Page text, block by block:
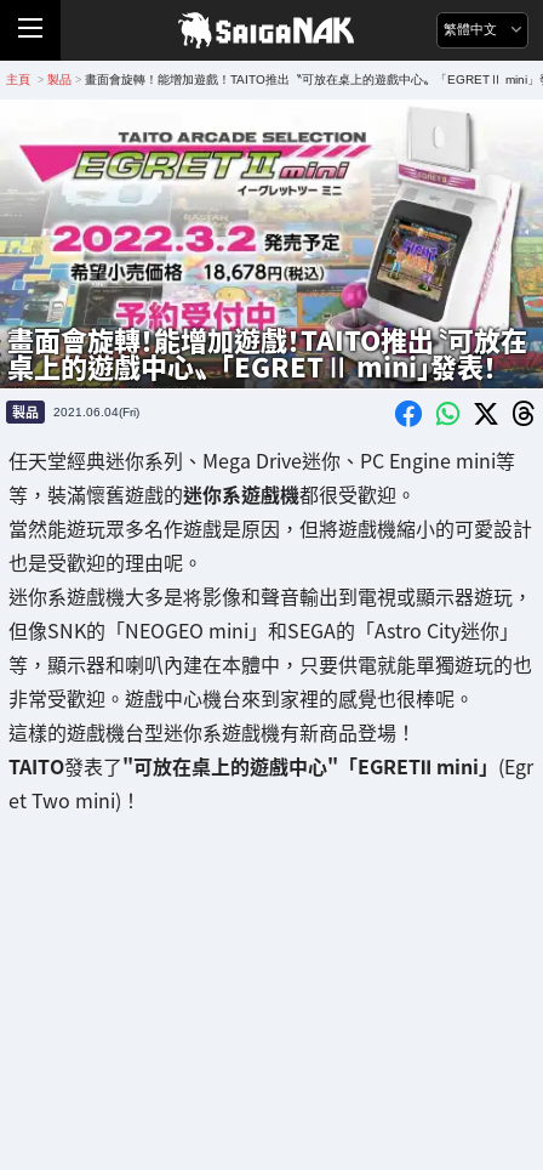
繁體中文
主頁 > 製品 > 畫面會旋轉！能增加遊戲！TAITO推出〝可放在桌上的遊戲中心〟「EGRETⅡ mini」
畫面會旋轉！能增加遊戲！TAITO推出〝可放在
桌上的遊戲中心〟「EGRETⅡ mini」發表！
製品 2021.06.04(Fri)
任天堂經典迷你系列、Mega Drive迷你、PC Engine mini等
等，裝滿懷舊遊戲的迷你系遊戲機都很受歡迎。
當然能遊玩眾多名作遊戲是原因，但將遊戲機縮小的可愛設計
也是受歡迎的理由呢。
迷你系遊戲機大多是将影像和聲音輸出到電視或顯示器遊玩，
但像SNK的「NEOGEO mini」和SEGA的「Astro City迷你」
等，顯示器和喇叭內建在本體中，只要供電就能單獨遊玩的也
非常受歡迎。遊戲中心機台來到家裡的感覺也很棒呢。
這樣的遊戲機台型迷你系遊戲機有新商品登場！
TAITO發表了"可放在桌上的遊戲中心"「EGRETⅡ mini」 (Egr
et Two mini)！